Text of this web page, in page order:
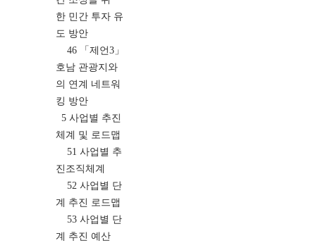
한 민간 투자 유
도 방안
46 「제언3」
호남 관광지와
의 연계 네트워
킹 방안
5 사업별 추진
체계 및 로드맵
51 사업별 추
진조직체계
52 사업별 단
계 추진 로드맵
53 사업별 단
계 추진 예산